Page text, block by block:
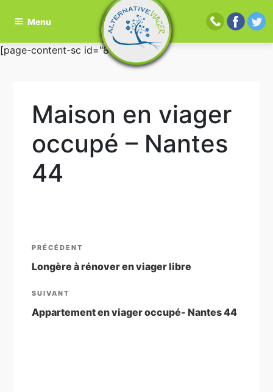
Aller
Menu
[page-content-sc id="81"]
Maison en viager
occupé – Nantes
44
Navigation
de
l’article
Article
précédent
PRÉCÉDENT
Longère à rénover en viager libre
Article
suivant
SUIVANT
Appartement en viager occupé- Nantes 44